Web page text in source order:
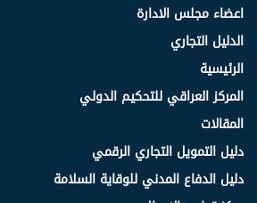
اعضاء مجلس الادارة
الدليل التجاري
الرئيسية
المركز العراقي للتحكيم الدولي
المقالات
دليل التمويل التجاري الرقمي
دليل الدفاع المدني للوقاية السلامة